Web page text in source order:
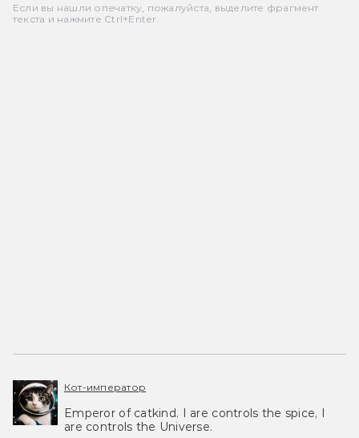
Если вы нашли опечатку, пожалуйста, выделите фрагмент
текста и нажмите Ctrl+Enter.
Кот-император
Emperor of catkind. I are controls the spice, I
are controls the Universe.